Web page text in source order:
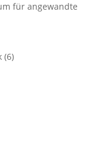
für angewandte
(6)